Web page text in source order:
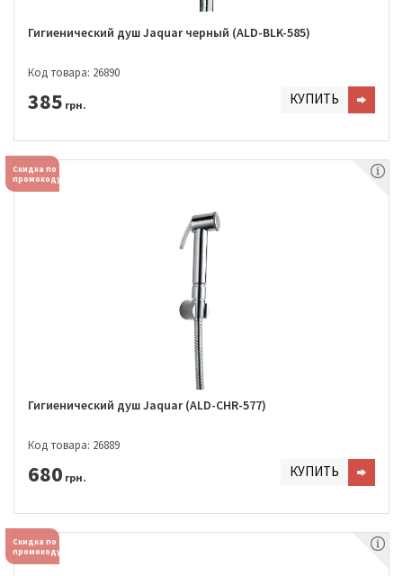
Гигиенический душ Jaquar черный (ALD-BLK-585)
Код товара: 26890
385 грн. КУПИТЬ
Скидка по
промокоду
Гигиенический душ Jaquar (ALD-CHR-577)
Код товара: 26889
680 грн. КУПИТЬ
Скидка по
промокоду